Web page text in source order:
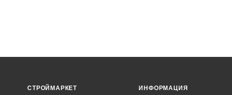
СТРОЙМАРКЕТ ИНФОРМАЦИЯ